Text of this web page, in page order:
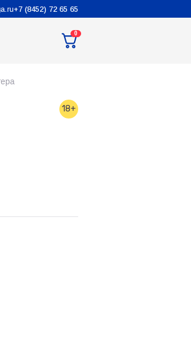
+7 (8452) 72 65 65
0
18+